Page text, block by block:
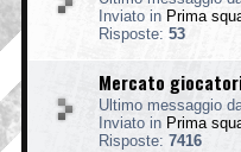
Inviato in Prima
Risposte: 53
Mercato
Ultimo messaggio
Inviato in Prima
Risposte: 7416